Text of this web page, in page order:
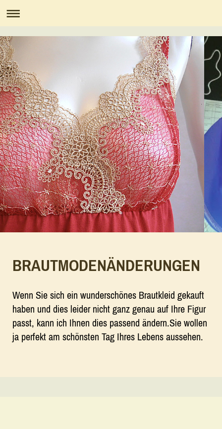
BRAUTMODENÄNDERUNGEN
Wenn Sie sich ein wunderschönes Brautkleid gekauft
haben und dies leider nicht ganz genau auf Ihre Figur
passt, kann ich Ihnen dies passend ändern.Sie wollen
ja perfekt am schönsten Tag Ihres Lebens aussehen.